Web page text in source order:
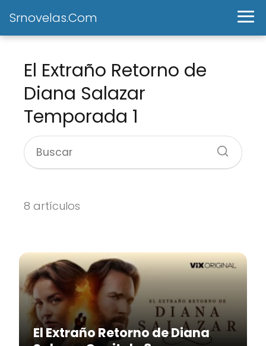
Srnovelas.Com
El Extraño Retorno de
Diana Salazar
Temporada 1
8 artículos
El Extraño Retorno de Diana